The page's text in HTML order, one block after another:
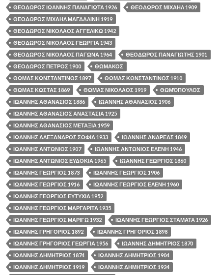
ΘΕΟΔΩΡΟΣ ΙΩΑΝΝΗΣ ΠΑΝΑΓΙΩΤΑ 1926
ΘΕΟΔΩΡΟΣ ΜΙΧΑΗΛ 1909
ΘΕΟΔΩΡΟΣ ΜΙΧΑΗΛ ΜΑΓΔΑΛΙΝΗ 1919
ΘΕΟΔΩΡΟΣ ΝΙΚΟΛΑΟΣ ΑΓΓΕΛΙΚΩ 1942
ΘΕΟΔΩΡΟΣ ΝΙΚΟΛΑΟΣ ΓΕΩΡΓΙΑ 1943
ΘΕΟΔΩΡΟΣ ΝΙΚΟΛΑΟΣ ΠΑΓΩΝΑ 1964
ΘΕΟΔΩΡΟΣ ΠΑΝΑΓΙΩΤΗΣ 1901
ΘΕΟΔΩΡΟΣ ΠΕΤΡΟΣ 1900
ΘΩΜΑΚΟΣ
ΘΩΜΑΣ ΚΩΝΣΤΑΝΤΙΝΟΣ 1897
ΘΩΜΑΣ ΚΩΝΣΤΑΝΤΙΝΟΣ 1910
ΘΩΜΑΣ ΚΩΣΤΑΣ 1869
ΘΩΜΑΣ ΝΙΚΟΛΑΟΣ 1919
ΘΩΜΌΠΟΥΛΟΣ
ΙΩΑΝΝΗΣ ΑΘΑΝΑΣΙΟΣ 1886
ΙΩΑΝΝΗΣ ΑΘΑΝΑΣΙΟΣ 1906
ΙΩΑΝΝΗΣ ΑΘΑΝΑΣΙΟΣ ΑΝΑΣΤΑΣΙΑ 1925
ΙΩΑΝΝΗΣ ΑΘΑΝΑΣΙΟΣ ΜΕΤΑΞΙΑ 1959
ΙΩΑΝΝΗΣ ΑΛΕΞΑΝΔΡΟΣ ΣΟΦΙΑ 1933
ΙΩΑΝΝΗΣ ΑΝΔΡΕΑΣ 1849
ΙΩΑΝΝΗΣ ΑΝΤΩΝΙΟΣ 1907
ΙΩΑΝΝΗΣ ΑΝΤΩΝΙΟΣ ΕΛΕΝΗ 1946
ΙΩΑΝΝΗΣ ΑΝΤΩΝΙΟΣ ΕΥΔΟΚΙΑ 1965
ΙΩΑΝΝΗΣ ΓΕΩΡΓΙΟΣ 1860
ΙΩΑΝΝΗΣ ΓΕΩΡΓΙΟΣ 1873
ΙΩΑΝΝΗΣ ΓΕΩΡΓΙΟΣ 1906
ΙΩΑΝΝΗΣ ΓΕΩΡΓΙΟΣ 1916
ΙΩΑΝΝΗΣ ΓΕΩΡΓΙΟΣ ΕΛΕΝΗ 1960
ΙΩΑΝΝΗΣ ΓΕΩΡΓΙΟΣ ΕΥΤΥΧΙΑ 1952
ΙΩΑΝΝΗΣ ΓΕΩΡΓΙΟΣ ΜΑΡΓΑΡΙΤΑ 1935
ΙΩΑΝΝΗΣ ΓΕΩΡΓΙΟΣ ΜΑΡΙΓΩ 1932
ΙΩΑΝΝΗΣ ΓΕΩΡΓΙΟΣ ΣΤΑΜΑΤΑ 1926
ΙΩΑΝΝΗΣ ΓΡΗΓΟΡΙΟΣ 1892
ΙΩΑΝΝΗΣ ΓΡΗΓΟΡΙΟΣ 1898
ΙΩΑΝΝΗΣ ΓΡΗΓΟΡΙΟΣ ΓΕΩΡΓΙΑ 1956
ΙΩΑΝΝΗΣ ΔΗΜΗΤΡΙΟΣ 1870
ΙΩΑΝΝΗΣ ΔΗΜΗΤΡΙΟΣ 1874
ΙΩΑΝΝΗΣ ΔΗΜΗΤΡΙΟΣ 1904
ΙΩΑΝΝΗΣ ΔΗΜΗΤΡΙΟΣ 1919
ΙΩΑΝΝΗΣ ΔΗΜΗΤΡΙΟΣ 1924